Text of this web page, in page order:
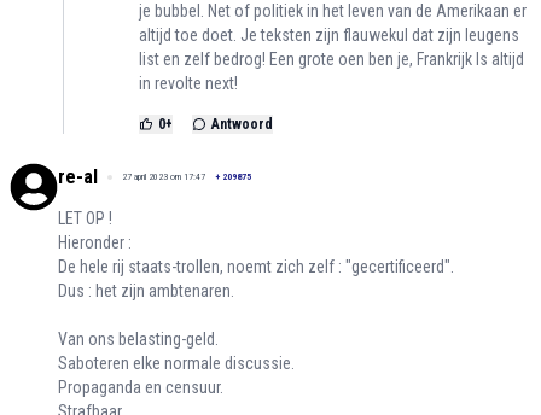
je bubbel. Net of politiek in het leven van de Amerikaan er
altijd toe doet. Je teksten zijn flauwekul dat zijn leugens
list en zelf bedrog! Een grote oen ben je, Frankrijk Is altijd
in revolte next!
0+ Antwoord
re-al 27 april 2023 om 17:47 + 209875
LET OP !
Hieronder :
De hele rij staats-trollen, noemt zich zelf : "gecertificeerd".
Dus : het zijn ambtenaren.
Van ons belasting-geld.
Saboteren elke normale discussie.
Propaganda en censuur.